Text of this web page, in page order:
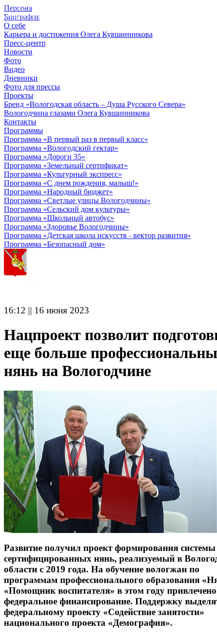
Персона
Биография
О себе
Карьера и достижения Олега Кувшинникова
Пресс-центр
Новости
Фото
Видео
Дневники
Фото для прессы
Проекты
Бренд «Вологодская область – Душа Русского Севера»
Вологодчина глазами Олега Кувшинникова
Контакты
Программы
Программа «В первый раз в первый класс»
Программа «Вологодский гектар»
Программа «Дороги 35»
Программа «Земельный сертификат»
Программа «Культурный экспресс»
Программа «С днем рождения, малыш!»
Программа «Народный бюджет»
Программа «Светлые улицы Вологодчины»
Программа «Сельский дом культуры»
Программа «Школьный автобус»
Программа «Здоровье Вологодчины»
Программа «Детская школа искусств - вектор развития»
Программа «Безопасный дом»
16:12 || 16 июня 2023
Нацпроект позволит
еще больше
нянь на Вологодчине
Развитие получил проект формирования системы
сертифицированных нянь, реализуемый в
области с 2019 года. На обучение вологжан по
программам профессионального образования
«Помощник воспитателя» в этом году привлечено
федеральное финансирование. Поддержку
федеральному проекту «Содействие занятости»
национального проекта «Демография».
© 2012 - 2023,
КУВШИННИКОВ О.А.